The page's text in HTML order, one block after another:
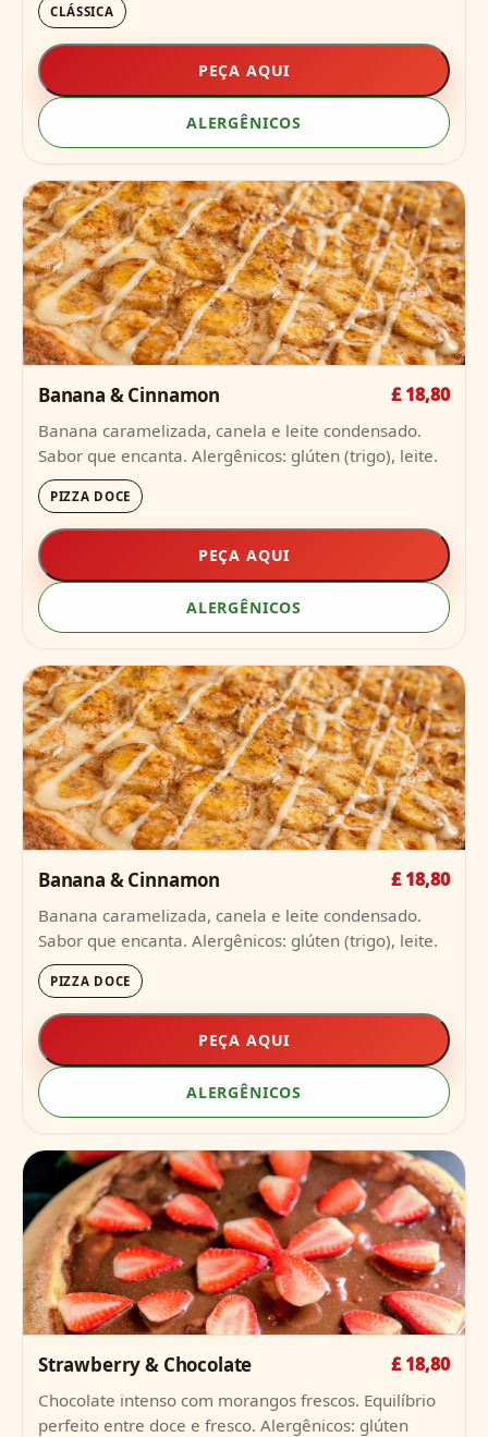
CLÁSSICA
PEÇA AQUI
ALERGÊNICOS
Banana & Cinnamon £ 18,80
Banana caramelizada, canela e leite condensado.
Sabor que encanta. Alergênicos: glúten (trigo), leite.
PIZZA DOCE
PEÇA AQUI
ALERGÊNICOS
Banana & Cinnamon £ 18,80
Banana caramelizada, canela e leite condensado.
Sabor que encanta. Alergênicos: glúten (trigo), leite.
PIZZA DOCE
PEÇA AQUI
ALERGÊNICOS
Strawberry & Chocolate £ 18,80
Chocolate intenso com morangos frescos. Equilíbrio
perfeito entre doce e fresco. Alergênicos: glúten